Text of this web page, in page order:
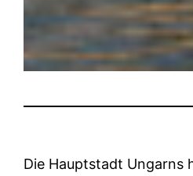
Die Hauptstadt Ungarns